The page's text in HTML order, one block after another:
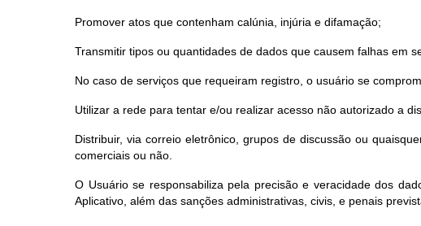
Promover atos que contenham calúnia, injúria e difamação;
Transmitir tipos ou quantidades de dados que causem falhas em
No caso de serviços que requeiram registro, o usuário se
Utilizar a rede para tentar e/ou realizar acesso não autorizado a
Distribuir, via correio eletrônico, grupos de discussão ou
comerciais ou não.
O Usuário se responsabiliza pela precisão e veracidade dos
Aplicativo, além das sanções administrativas, civis, e penais